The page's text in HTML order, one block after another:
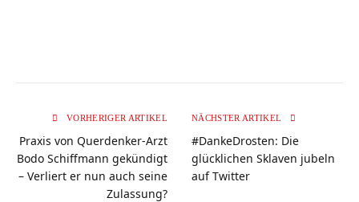
VORHERIGER ARTIKEL
Praxis von Querdenker-Arzt
Bodo Schiffmann gekündigt
– Verliert er nun auch seine
Zulassung?
NÄCHSTER ARTIKEL
#DankeDrosten: Die
glücklichen Sklaven jubeln
auf Twitter